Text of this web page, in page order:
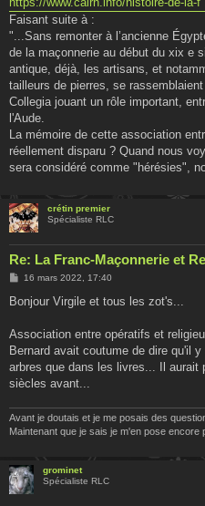
Faisant suite à :
"...Sans remonter à l’ancienne
de la maçonnerie au début du xix e
antique, déjà, les artisans, et
tailleurs de pierres, se
Collegia jouant un rôle important,
l'Aude.
La mémoire de cette association
réellement disparu ? Quand nous
sera considéré comme "hérésies",
crétin premier
Spécialiste RLC
Re: La Franc-Maçonnerie et
M
s
g
16 mars 2022, 17:40
Bonjour Virgile et tous les zot's...
Association entre opératifs et
Bernard avait coutume de dire qu'il
arbres que dans les livres... Il aurait
siècles avant...
Avant je doutais et je me posais des
Maintenant que je sais je m'en pose encore
grominet
Spécialiste RLC